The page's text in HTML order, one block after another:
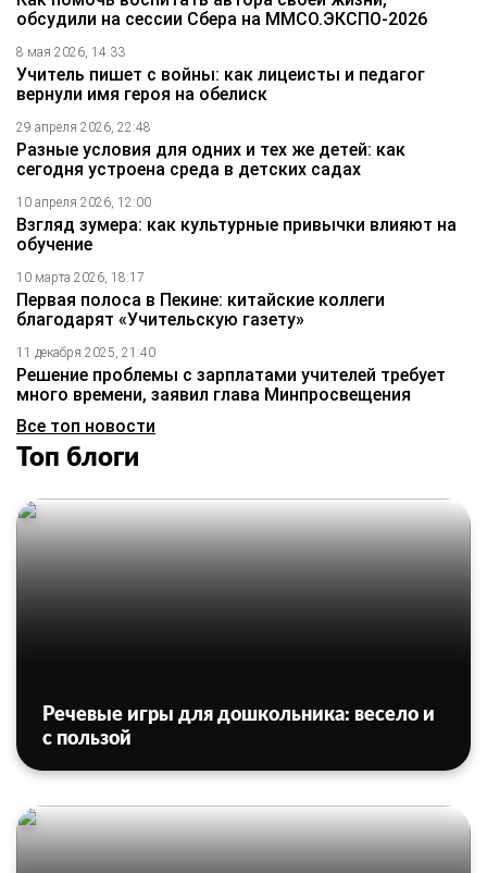
обсудили на сессии Сбера на ММСО.ЭКСПО-2026
8 мая 2026, 14:33
Учитель пишет с войны: как лицеисты и педагог
вернули имя героя на обелиск
29 апреля 2026, 22:48
Разные условия для одних и тех же детей: как
сегодня устроена среда в детских садах
10 апреля 2026, 12:00
Взгляд зумера: как культурные привычки влияют на
обучение
10 марта 2026, 18:17
Первая полоса в Пекине: китайские коллеги
благодарят «Учительскую газету»
11 декабря 2025, 21:40
Решение проблемы с зарплатами учителей требует
много времени, заявил глава Минпросвещения
Все топ новости
Топ блоги
Речевые игры для дошкольника: весело и
с пользой